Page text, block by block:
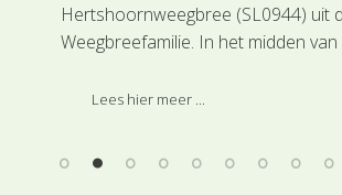
Hertshoornweegbree (SL0944) uit
Weegbreefamilie. In het midden
bebladerd is. Deze eindigt
Lees hier meer ...